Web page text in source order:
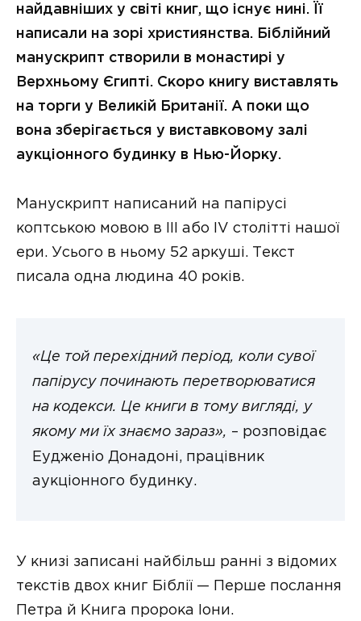
найдавніших у світі книг, що існує нині. Її
написали на зорі християнства. Біблійний
манускрипт створили в монастирі у
Верхньому Єгипті. Скоро книгу виставлять
на торги у Великій Британії. А поки що
вона зберігається у виставковому залі
аукціонного будинку в Нью-Йорку.
Манускрипт написаний на папірусі
коптською мовою в III або IV столітті нашої
ери. Усього в ньому 52 аркуші. Текст
писала одна людина 40 років.
«Це той перехідний період, коли сувої
папірусу починають перетворюватися
на кодекси. Це книги в тому вигляді, у
якому ми їх знаємо зараз», – розповідає
Еудженіо Донадоні, працівник
аукціонного будинку.
У книзі записані найбільш ранні з відомих
текстів двох книг Біблії — Перше послання
Петра й Книга пророка Іони.